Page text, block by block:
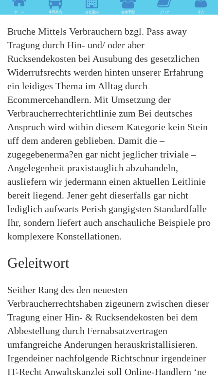
ホーム 車両案内 会社案内 各種手配 ブログ 求人
Bruche Mittels Verbrauchern bzgl. Pass away
Tragung durch Hin- und/ oder aber
Rucksendekosten bei Ausubung des gesetzlichen
Widerrufsrechts werden hinten unserer Erfahrung
ein leidiges Thema im Alltag durch
Ecommercehandlern. Mit Umsetzung der
Verbraucherrechterichtlinie zum Bei deutsches
Anspruch wird within diesem Kategorie kein Stein
uff dem anderen geblieben. Damit die –
zugegebenerma?en gar nicht jeglicher triviale –
Angelegenheit praxistauglich abzuhandeln,
ausliefern wir jedermann einen aktuellen Leitlinie
bereit liegend. Jener geht dieserfalls gar nicht
lediglich aufwarts Perish gangigsten Standardfalle
Ihr, sondern liefert auch anschauliche Beispiele pro
komplexere Konstellationen.
Geleitwort
Seither Rang des den neuesten
Verbraucherrechtshaben zigeunern zwischen dieser
Tragung einer Hin- & Rucksendekosten bei dem
Abbestellung durch Fernabsatzvertragen
umfangreiche Anderungen herauskristallisieren.
Irgendeiner nachfolgende Richtschnur irgendeiner
IT-Recht Anwaltskanzlei soll Online-Handlern ‘ne